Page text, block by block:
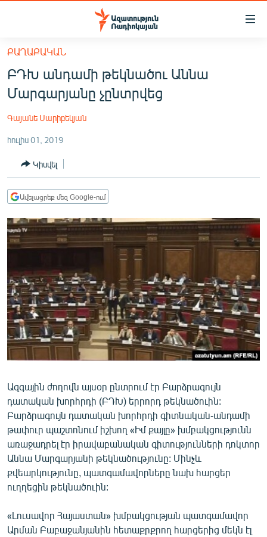
Մատչելիության
հիմնական
բովանդակությանը
Անցնել
հիմնական
մենյուին
ՔԱՂԱՔԱԿԱՆ
ԸՆՏՐՈՒԹՅՈՒՆՆԵՐ 2026
ԻՐԱՎՈՒՆՔ
ՀԱՍԱՐԱԿՈՒԹՅՈՒՆ
ՏՆՏԵՍՈՒԹՅՈՒՆ
ՊԱՏԵՐԱԶՄԻ 6 ՇԱԲԱԹՆԵՐԸ
ՄԻՋԱԶԳԱՅԻՆ
ՄՇԱԿՈՒՅԹ
ՍՊՈՐՏ
ՄԵԿՆԱԲԱՆՈՒԹՅՈՒՆ
ՏՏ ԵՒ ԻՆՏԵՐՆԵՏ
ԿՈՐՈՆԱՎԻՐՈՒՍ
ԱՐԽԻՎ
ՏԵՍԱՆՅՈՒԹԵՐ
ԲԱՆԱՎԵՃ
ՁԳՏԵԼՈՎ ԼԱՎԱԳՈՒՅՆԻՆ
ՓՈԴՔԱՍԹ
Հայերեն
ՔԱՂԱՔԱԿԱՆ
ԲԴԽ անդամի թեկնածու Աննա
Մարգարյանը չընտրվեց
Գայանե Սարիբեկյան
հուլիս 01, 2019
Կիսվել
Ավելացրեք մեզ Google-ում
Ազգային ժողովն այսօր ընտրում էր Բարձրագույն
դատական խորհրդի (ԲԴԽ) երրորդ թեկնածուին:
Բարձրագույն դատական խորհրդի գիտնական-անդամի
թափուր պաշտոնում իշխող «Իմ քայլը» խմբակցությունն
առաջադրել էր իրավաբանական գիտությունների դոկտոր
Աննա Մարգարյանի թեկնածությունը: Մինչև
քվեարկությունը, պատգամավորները նախ հարցեր
ուղղեցին թեկնածուին:
«Լուսավոր Հայաստան» խմբակցության պատգամավոր
Արման Բաբաջանյանին հետաքրքրող հարցերից մեկն էլ